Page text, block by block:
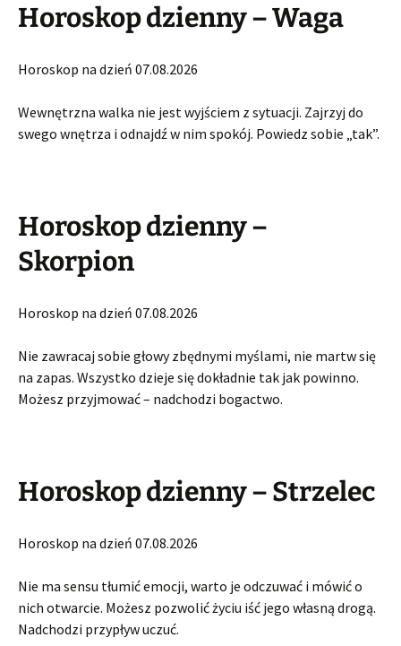
Horoskop dzienny – Waga
Horoskop na dzień 07.08.2026
Wewnętrzna walka nie jest wyjściem z sytuacji. Zajrzyj do
swego wnętrza i odnajdź w nim spokój. Powiedz sobie „tak”.
Horoskop dzienny –
Skorpion
Horoskop na dzień 07.08.2026
Nie zawracaj sobie głowy zbędnymi myślami, nie martw się
na zapas. Wszystko dzieje się dokładnie tak jak powinno.
Możesz przyjmować – nadchodzi bogactwo.
Horoskop dzienny – Strzelec
Horoskop na dzień 07.08.2026
Nie ma sensu tłumić emocji, warto je odczuwać i mówić o
nich otwarcie. Możesz pozwolić życiu iść jego własną drogą.
Nadchodzi przypływ uczuć.